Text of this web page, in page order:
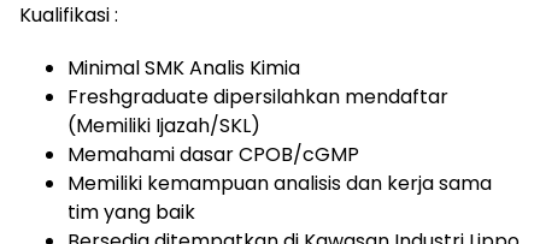
Kualifikasi :
Minimal SMK Analis Kimia
Freshgraduate dipersilahkan mendaftar
(Memiliki Ijazah/SKL)
Memahami dasar CPOB/cGMP
Memiliki kemampuan analisis dan kerja sama
tim yang baik